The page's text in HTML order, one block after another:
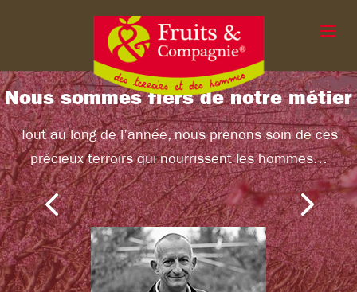
Nous sommes fiers de notre métier
Tout au long de l’année, nous prenons soin de ces
précieux terroirs qui nourrissent les hommes…
4 5